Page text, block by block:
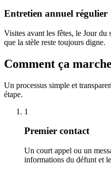
Entretien annuel régulier
Visites avant les fêtes, le Jour
que la stèle reste toujours digne.
Comment ça
Un processus simple et
étape.
1
Premier contact
Un court appel ou un
informations du défunt et